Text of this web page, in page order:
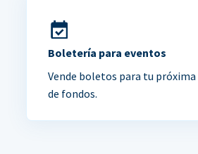
Boletería para eventos
Vende boletos para tu próxima
de fondos.